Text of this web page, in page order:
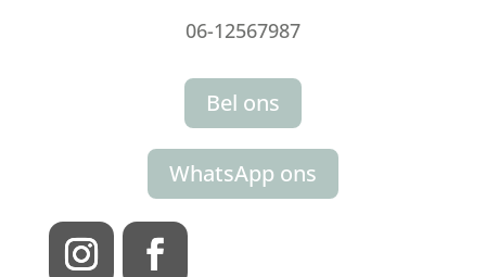
06-12567987
Bel ons
WhatsApp ons